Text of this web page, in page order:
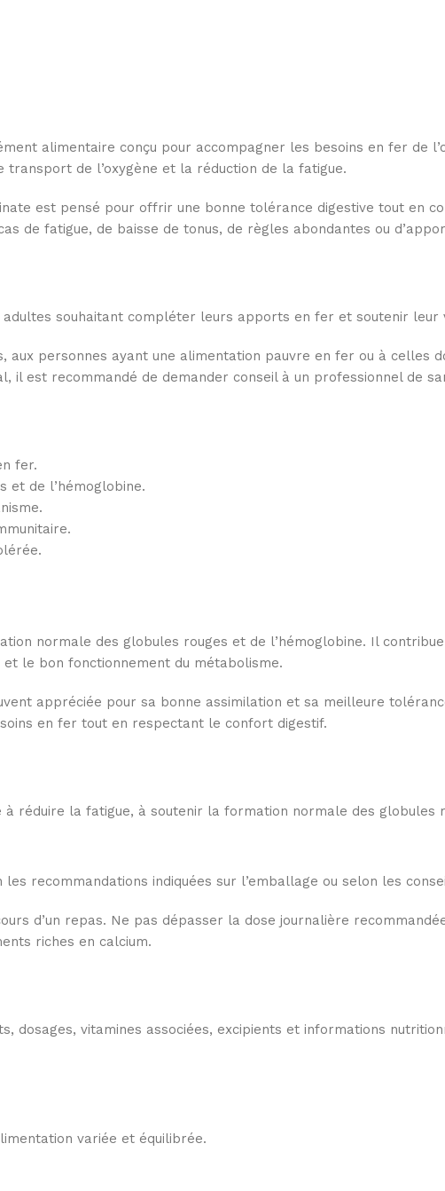
alimentaire conçu pour accompagner les besoins en fer de
de l’oxygène et la réduction de la fatigue.
est pensé pour offrir une bonne tolérance digestive tout en
de fatigue, de baisse de tonus, de règles abondantes ou
adultes souhaitant compléter leurs apports en fer et soutenir leur
aux personnes ayant une alimentation pauvre en fer ou à celles
il est recommandé de demander conseil à un professionnel de
fer.
et de l’hémoglobine.
normale des globules rouges et de l’hémoglobine. Il
et le bon fonctionnement du métabolisme.
appréciée pour sa bonne assimilation et sa meilleure
en fer tout en respectant le confort digestif.
réduire la fatigue, à soutenir la formation normale des globules
recommandations indiquées sur l’emballage ou selon les
d’un repas. Ne pas dépasser la dose journalière
riches en calcium.
dosages, vitamines associées, excipients et informations
variée et équilibrée.